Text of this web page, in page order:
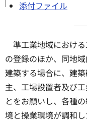
添付ファイル
準工業地域におけ
の登録のほか、同地
建築する場合に、建
主、工場設置者及び
とをお願いし、各種
境と操業環境が調和